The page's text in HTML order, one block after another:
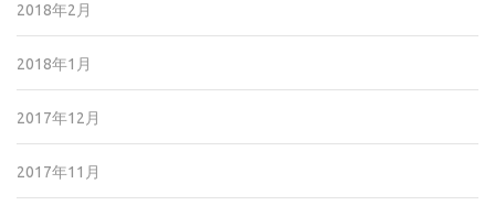
2018年2月
2018年1月
2017年12月
2017年11月